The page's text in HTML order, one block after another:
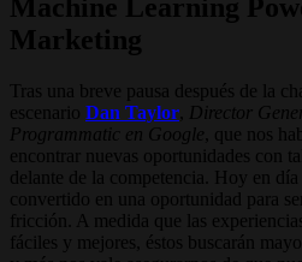
Machine Learning
Marketing
Tras una breve pausa después de la
escenario Dan Taylor Director
Programmatic en Google
, que nos
encontrar nuevas oportunidades con
delante de la competencia. Hoy en
convertido en una oportunidad para
fricción. A medida que las
fáciles y mejores, éstos buscarán